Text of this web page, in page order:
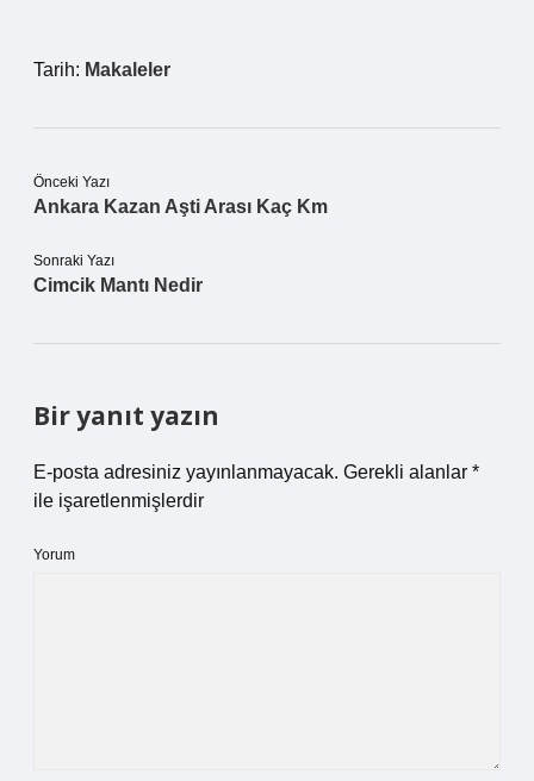
Tarih: Makaleler
Önceki Yazı
Ankara Kazan Aşti Arası Kaç Km
Sonraki Yazı
Cimcik Mantı Nedir
Bir yanıt yazın
E-posta adresiniz yayınlanmayacak. Gerekli alanlar *
ile işaretlenmişlerdir
Yorum